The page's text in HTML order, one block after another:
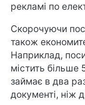
рекламі по
Скорочуючи
також
Наприклад,
містить більше
займає в два
документі, ніж